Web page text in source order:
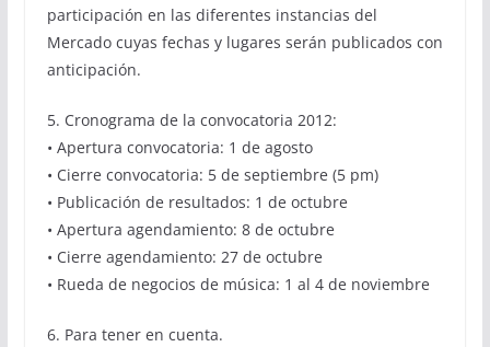
participación en las diferentes instancias del
Mercado cuyas fechas y lugares serán publicados con
anticipación.
5. Cronograma de la convocatoria 2012:
• Apertura convocatoria: 1 de agosto
• Cierre convocatoria: 5 de septiembre (5 pm)
• Publicación de resultados: 1 de octubre
• Apertura agendamiento: 8 de octubre
• Cierre agendamiento: 27 de octubre
• Rueda de negocios de música: 1 al 4 de noviembre
6. Para tener en cuenta.